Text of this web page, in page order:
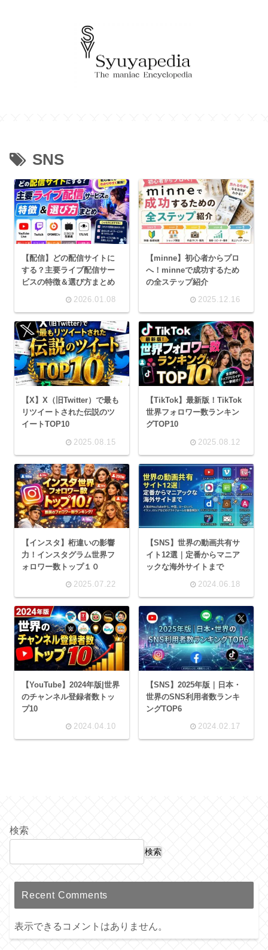
SNS
【配信】どの配信サイトに
する？主要ライブ配信サー
ビスの特徴＆選び方まとめ
2026.01.08
【minne】初心者からプロ
へ！minneで成功するため
の全ステップ紹介
2025.12.16
【X】X（旧Twitter）で最も
リツイートされた伝説のツ
イートTOP10
2025.08.15
【TikTok】最新版！TikTok
世界フォロワー数ランキン
グTOP10
2025.08.12
【インスタ】桁違いの影響
力！インスタグラム世界フ
ォロワー数トップ１０
2025.07.22
【SNS】世界の動画共有サ
イト12選｜定番からマニア
ックな海外サイトまで
2024.06.18
【YouTube】2024年版|世界
のチャンネル登録者数トッ
プ10
2024.04.10
【SNS】2025年版｜日本・
世界のSNS利用者数ランキ
ングTOP6
2024.02.17
検索
検索
Recent Comments
表示できるコメントはありません。